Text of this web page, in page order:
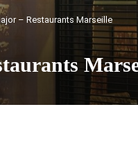
– Restaurants Marseille